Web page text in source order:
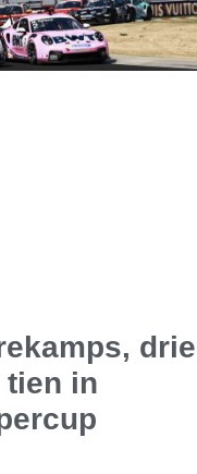
drie
tien in